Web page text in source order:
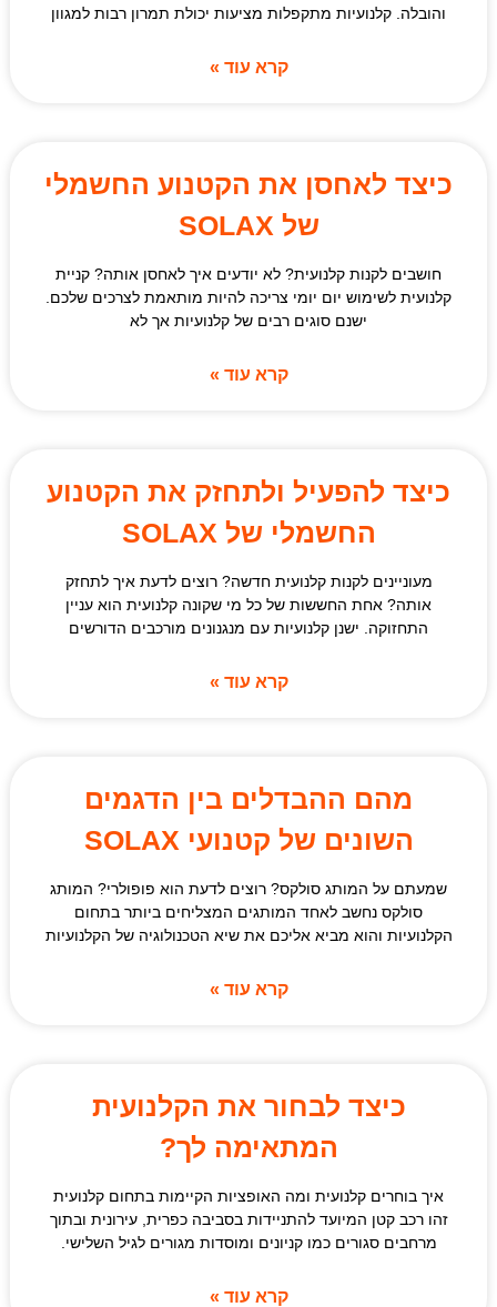
והובלה. קלנועיות מתקפלות מציעות יכולת תמרון רבות למגוון
קרא עוד »
כיצד לאחסן את הקטנוע החשמלי
של SOLAX
חושבים לקנות קלנועית? לא יודעים איך לאחסן אותה? קניית
קלנועית לשימוש יום יומי צריכה להיות מותאמת לצרכים שלכם.
ישנם סוגים רבים של קלנועיות אך לא
קרא עוד »
כיצד להפעיל ולתחזק את הקטנוע
החשמלי של SOLAX
מעוניינים לקנות קלנועית חדשה? רוצים לדעת איך לתחזק
אותה? אחת החששות של כל מי שקונה קלנועית הוא עניין
התחזוקה. ישנן קלנועיות עם מנגנונים מורכבים הדורשים
קרא עוד »
מהם ההבדלים בין הדגמים
השונים של קטנועי SOLAX
שמעתם על המותג סולקס? רוצים לדעת הוא פופולרי? המותג
סולקס נחשב לאחד המותגים המצליחים ביותר בתחום
הקלנועיות והוא מביא אליכם את שיא הטכנולוגיה של הקלנועיות
קרא עוד »
כיצד לבחור את הקלנועית
המתאימה לך?
איך בוחרים קלנועית ומה האופציות הקיימות בתחום קלנועית
זהו רכב קטן המיועד להתניידות בסביבה כפרית, עירונית ובתוך
מרחבים סגורים כמו קניונים ומוסדות מגורים לגיל השלישי.
קרא עוד »